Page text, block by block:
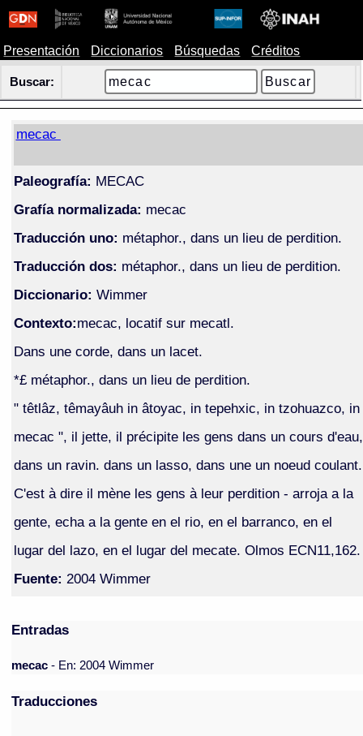
Presentación Diccionarios Búsquedas Créditos
Buscar:
mecac
Paleografía: MECAC
Grafía normalizada: mecac
Traducción uno: métaphor., dans un lieu de perdition.
Traducción dos: métaphor., dans un lieu de perdition.
Diccionario: Wimmer
Contexto:mecac, locatif sur mecatl.
Dans une corde, dans un lacet.
*£ métaphor., dans un lieu de perdition.
" têtlâz, têmayâuh in âtoyac, in tepehxic, in tzohuazco, in
mecac ", il jette, il précipite les gens dans un cours d'eau,
dans un ravin. dans un lasso, dans une un noeud coulant.
C'est à dire il mène les gens à leur perdition - arroja a la
gente, echa a la gente en el rio, en el barranco, en el
lugar del lazo, en el lugar del mecate. Olmos ECN11,162.
Fuente: 2004 Wimmer
Entradas
mecac- En: 2004 Wimmer
Traducciones